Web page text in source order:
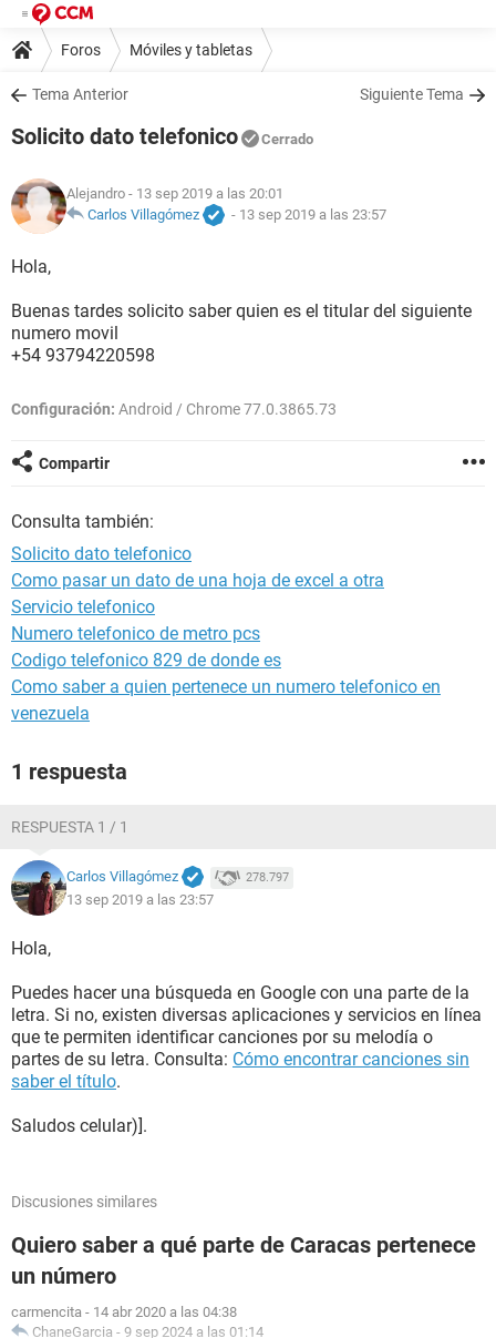
Foros Móviles y tabletas
Tema Anterior Siguiente Tema
Solicito dato telefonico Cerrado
Alejandro - 13 sep 2019 a las 20:01
Carlos Villagómez
- 13 sep 2019 a las 23:57
Hola,
Buenas tardes solicito saber quien es el titular del siguiente
numero movil
+54 93794220598
Configuración: Android / Chrome 77.0.3865.73
Compartir
Consulta también:
Solicito dato telefonico
Como pasar un dato de una hoja de excel a otra
Servicio telefonico
Numero telefonico de metro pcs
Codigo telefonico 829 de donde es
Como saber a quien pertenece un numero telefonico en
venezuela
1 respuesta
RESPUESTA 1 / 1
Carlos Villagómez 278.797
13 sep 2019 a las 23:57
Hola,
Puedes hacer una búsqueda en Google con una parte de la
letra. Si no, existen diversas aplicaciones y servicios en línea
que te permiten identificar canciones por su melodía o
partes de su letra. Consulta: Cómo encontrar canciones sin
saber el título.
Saludos celular)].
Discusiones similares
Quiero saber a qué parte de Caracas pertenece
un número
carmencita - 14 abr 2020 a las 04:38
ChaneGarcia - 9 sep 2024 a las 01:14